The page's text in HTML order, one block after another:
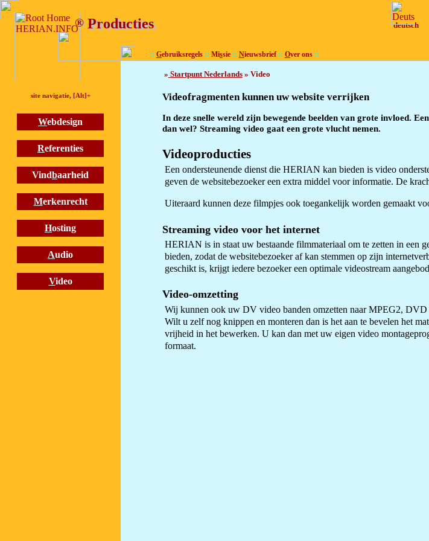
» Startpunt Nederlands» Video
Videofragmenten kunnen uw website verrijken
In deze snelle wereld zijn bewegende beelden van grote invloed.
dan wel? Streaming video gaat een grote vlucht nemen.
Videoproducties
Een ondersteunende dienst die HERIAN kan bieden is video
geven de websitebezoeker een extra middel voor informatie. De
Uiteraard kunnen deze filmpjes ook toegankelijk worden gemaakt
Streaming video voor het internet
HERIAN is in staat uw bestaande filmmateriaal om te zetten in een
bieden, zodat de websitebezoeker af kan stemmen op zijn
geschikt is, krijgt iedere bezoeker een optimale videostream
Video-omzetting
Wij kunnen ook uw DV video banden omzetten naar MPEG2,
Wilt u zelf nog knippen en monteren dan is het aan te bevelen het
vrijheid in het bewerken. U kan dan met uw eigen video
formaat.
site navigatie, [Alt]+
Webdesign
Referenties
Vindbaarheid
Merkenrecht
Hosting
Audio
Video
:: Gebruiksregels:: Missie:: Nieuwsbrief:: Over ons::
deutsch
®Producties
®Producties